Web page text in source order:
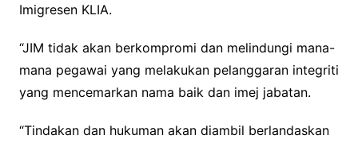
Imigresen KLIA.
“JIM tidak akan berkompromi dan melindungi mana-
mana pegawai yang melakukan pelanggaran integriti
yang mencemarkan nama baik dan imej jabatan.
“Tindakan dan hukuman akan diambil berlandaskan